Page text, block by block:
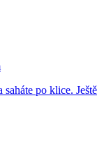
po klice. Ještě